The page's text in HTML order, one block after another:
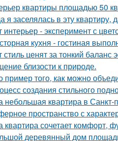
квартиры площадью 50
я заселялась в эту
интерьер - эксперимент с
кухня - гостиная
стиль ценят за тонкий
близости к природе.
пример того, как можно
создания стильного
небольшая квартира в Санкт-
пространство с
квартира сочетает комфорт,
деревянный дом